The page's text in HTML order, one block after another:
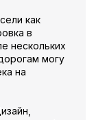
как
в
нескольких
могу
на